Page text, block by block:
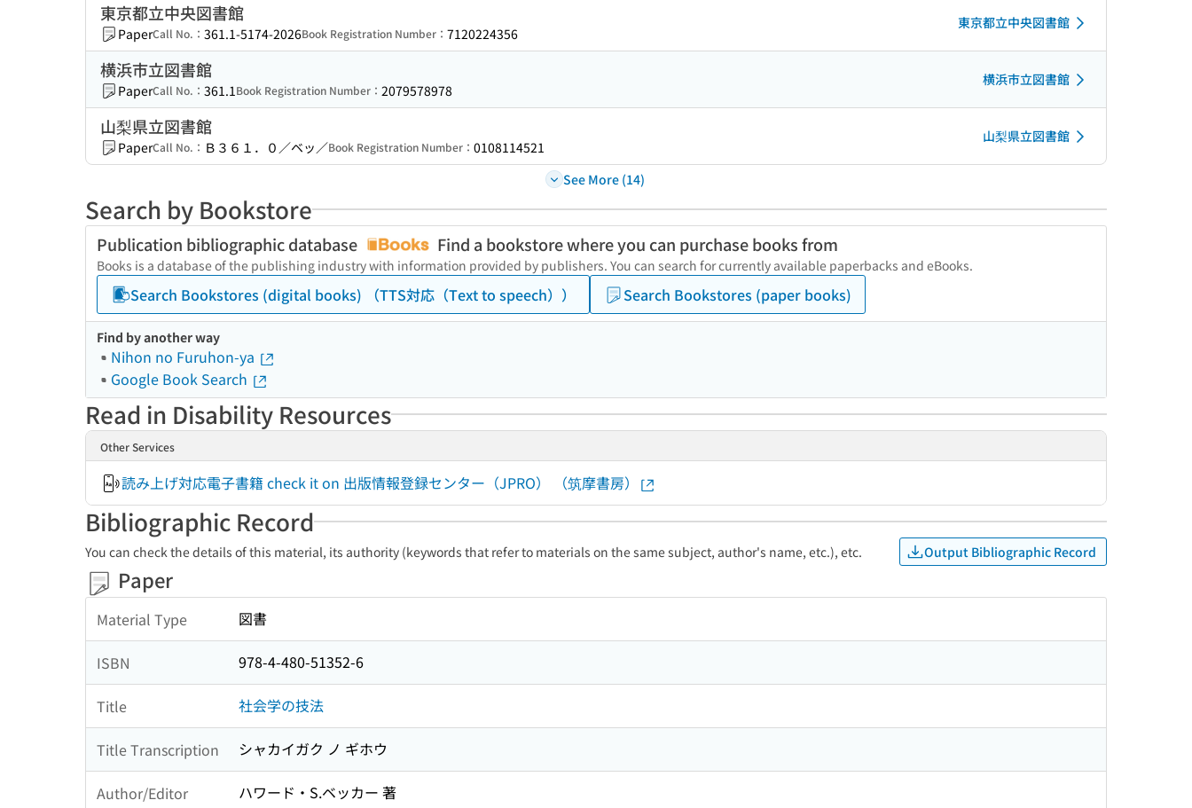
東京都立中央図書館
PaperCall No.： 361.1-5174-2026Book Registration Number： 7120224356
東京都立中央図書館
横浜市立図書館
PaperCall No.： 361.1Book Registration Number： 2079578978
横浜市立図書館
山梨県立図書館
PaperCall No.： Ｂ３６１．０／ベッ／Book Registration Number： 0108114521
山梨県立図書館
See More (14)
Search by Bookstore
Publication bibliographic database Find a bookstore where you can purchase books from
Books is a database of the publishing industry with information provided by publishers. You can search for currently available paperbacks and eBooks.
Search Bookstores (digital books) （TTS対応（Text to speech）） Search Bookstores (paper books)
Find by another way
Nihon no Furuhon-ya
Google Book Search
Read in Disability Resources
Other Services
読み上げ対応電子書籍 check it on 出版情報登録センター（JPRO） （筑摩書房）
Bibliographic Record
You can check the details of this material, its authority (keywords that refer to materials on the same subject, author's name, etc.), etc. Output Bibliographic Record
Paper
Material Type 図書
ISBN 978-4-480-51352-6
Title 社会学の技法
Title Transcription シャカイガク ノ ギホウ
Author/Editor
ハワード・S.ベッカー 著